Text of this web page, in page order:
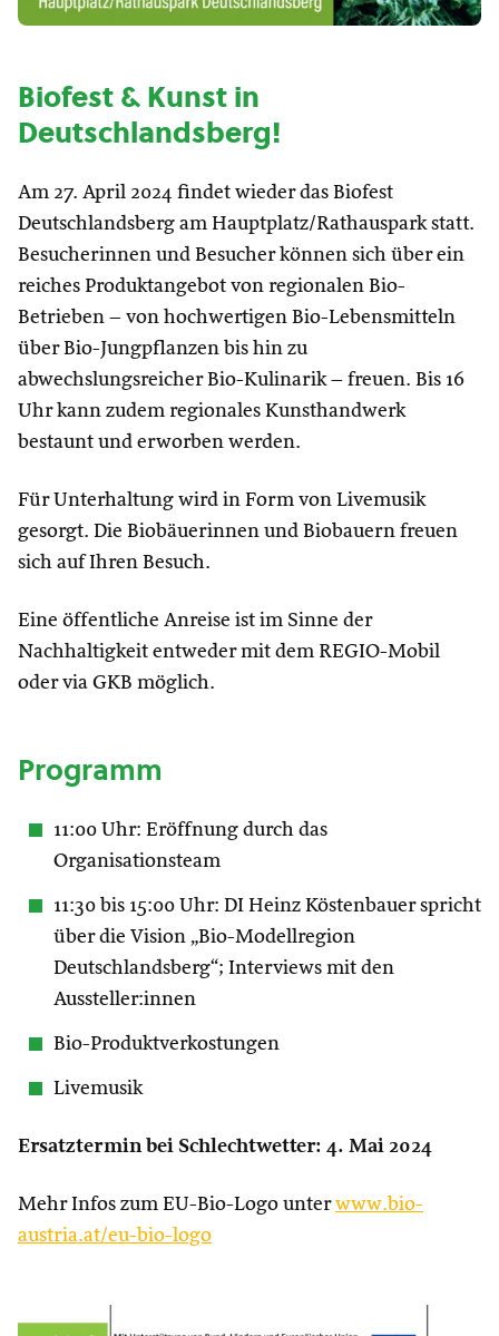
Biofest & Kunst in
Deutschlandsberg!
Am 27. April 2024 findet wieder das Biofest
Deutschlandsberg am Hauptplatz/Rathauspark statt.
Besucherinnen und Besucher können sich über ein
reiches Produktangebot von regionalen Bio-
Betrieben – von hochwertigen Bio-Lebensmitteln
über Bio-Jungpflanzen bis hin zu
abwechslungsreicher Bio-Kulinarik – freuen. Bis 16
Uhr kann zudem regionales Kunsthandwerk
bestaunt und erworben werden.
Für Unterhaltung wird in Form von Livemusik
gesorgt. Die Biobäuerinnen und Biobauern freuen
sich auf Ihren Besuch.
Eine öffentliche Anreise ist im Sinne der
Nachhaltigkeit entweder mit dem REGIO-Mobil
oder via GKB möglich.
Programm
11:00 Uhr: Eröffnung durch das
Organisationsteam
11:30 bis 15:00 Uhr: DI Heinz Köstenbauer spricht
über die Vision „Bio-Modellregion
Deutschlandsberg“; Interviews mit den
Aussteller:innen
Bio-Produktverkostungen
Livemusik
Ersatztermin bei Schlechtwetter: 4. Mai 2024
Mehr Infos zum EU-Bio-Logo unterwww.bio-
austria.at/eu-bio-logo